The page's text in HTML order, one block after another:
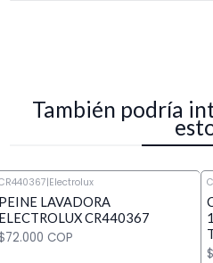
También podría
|Electrolux
LAVADORA
CR440367
COP